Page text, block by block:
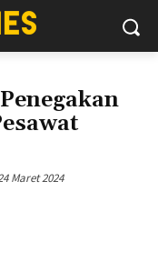
Maret 2024